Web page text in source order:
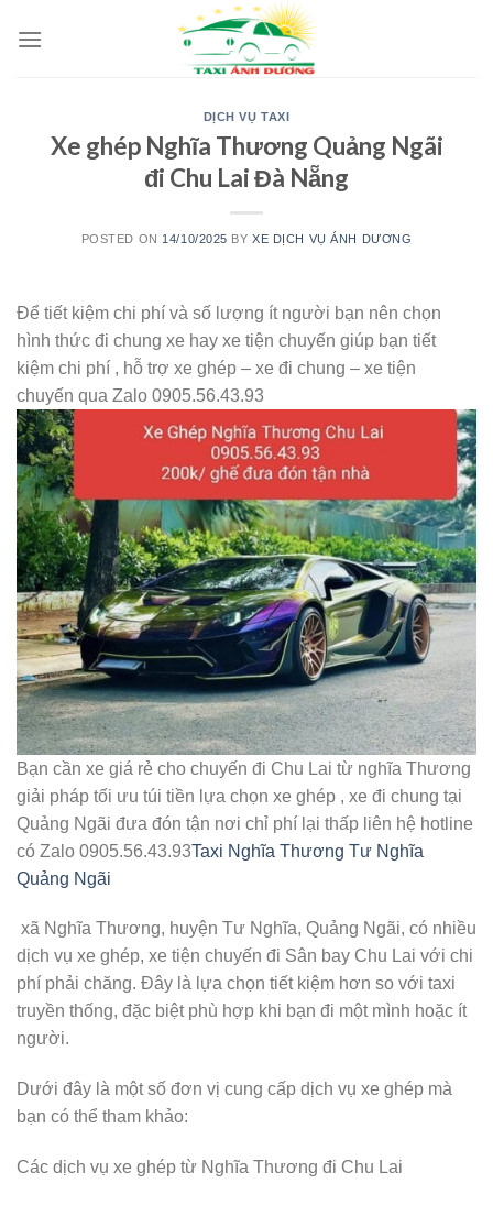
DỊCH VỤ TAXI
Xe ghép Nghĩa Thương Quảng Ngãi
đi Chu Lai Đà Nẵng
POSTED ON 14/10/2025 BYXE DỊCH VỤ ÁNH DƯƠNG
Để tiết kiệm chi phí và số lượng ít người bạn nên chọn
hình thức đi chung xe hay xe tiện chuyến giúp bạn tiết
kiệm chi phí , hỗ trợ xe ghép – xe đi chung – xe tiện
chuyến qua Zalo 0905.56.43.93
Bạn cần xe giá rẻ cho chuyến đi Chu Lai từ nghĩa Thương
giải pháp tối ưu túi tiền lựa chọn xe ghép , xe đi chung tại
Quảng Ngãi đưa đón tận nơi chỉ phí lại thấp liên hệ hotline
có Zalo 0905.56.43.93Taxi Nghĩa Thương Tư Nghĩa
Quảng Ngãi
xã Nghĩa Thương, huyện Tư Nghĩa, Quảng Ngãi, có nhiều
dịch vụ xe ghép, xe tiện chuyến đi Sân bay Chu Lai với chi
phí phải chăng. Đây là lựa chọn tiết kiệm hơn so với taxi
truyền thống, đặc biệt phù hợp khi bạn đi một mình hoặc ít
người.
Dưới đây là một số đơn vị cung cấp dịch vụ xe ghép mà
bạn có thể tham khảo:
Các dịch vụ xe ghép từ Nghĩa Thương đi Chu Lai